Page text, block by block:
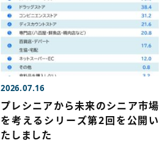
2026.07.16
プレシニアから未来のシニア市場
を考えるシリーズ第2回を公開い
たしました